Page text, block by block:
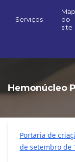
Serviços
do
site
Hemonúcleo
Portaria de
de setembro de